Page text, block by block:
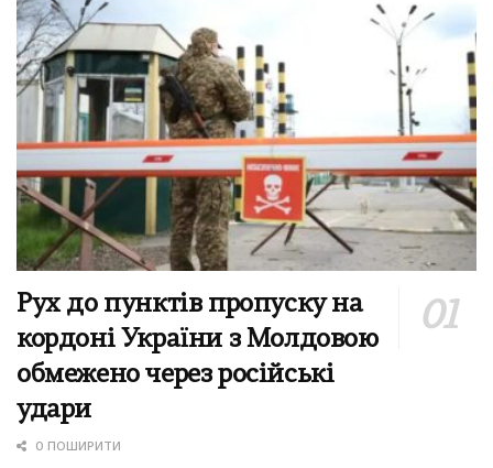
Рух до пунктів пропуску на
кордоні України з Молдовою
обмежено через російські
удари
0 ПОШИРИТИ